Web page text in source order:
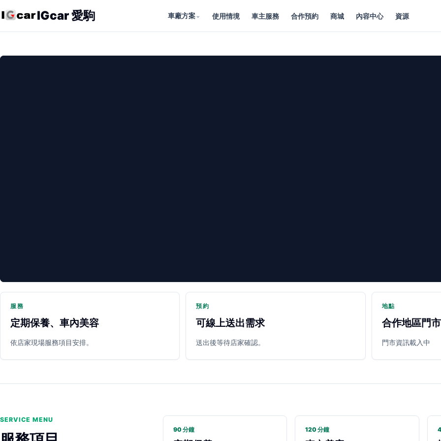
IGcar 愛駒 車廠方案⌄ 使用情境 車主服務 合作預約 商城 內容中心 資源
服務
定期保養、車內美容
依店家現場服務項目安排。
預約
可線上送出需求
送出後等待店家確認。
地點
合作地區門市
門市資訊載入中
SERVICE MENU
90 分鐘 120 分鐘